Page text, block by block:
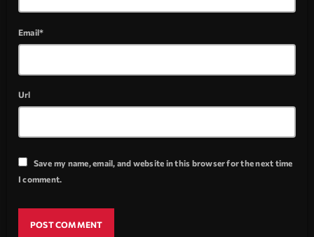
Email*
Url
Save my name, email, and website in this browser for the next time
I comment.